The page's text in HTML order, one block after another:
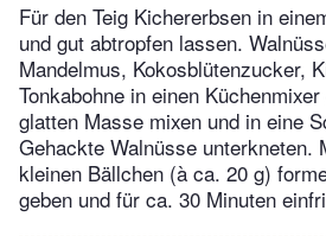
Für den Teig Kichererbsen in
und gut abtropfen lassen.
Mandelmus, Kokosblütenzucker,
Tonkabohne in einen
glatten Masse mixen und in eine
Gehackte Walnüsse unterkneten.
kleinen Bällchen (à ca. 20 g)
geben und für ca. 30 Minuten